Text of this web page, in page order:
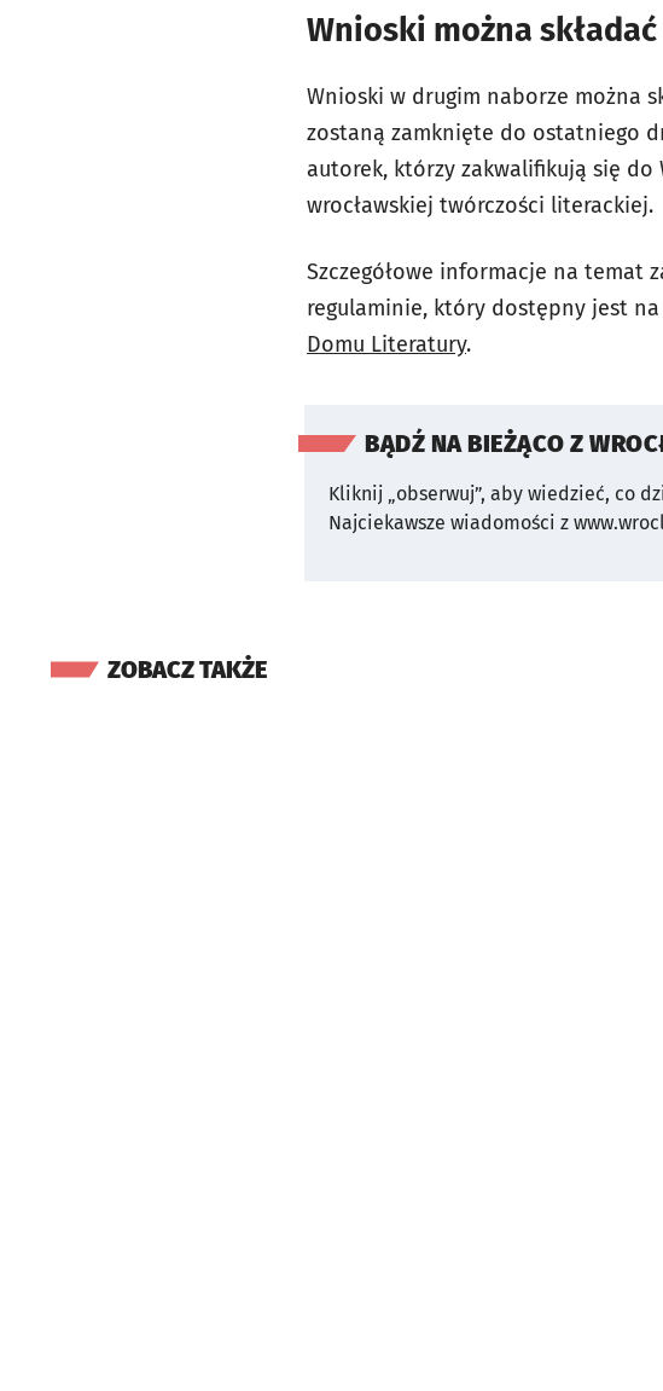
Wnioski można
Wnioski w drugim naborze można
zostaną zamknięte do ostatniego
autorek, którzy zakwalifikują się do
wrocławskiej twórczości literackiej.
Szczegółowe informacje na temat
regulaminie, który dostępny jest
Domu Literatury.
BĄDŹ NA BIEŻĄCO Z
Kliknij „obserwuj”, aby wiedzieć, co
Najciekawsze wiadomości z
ZOBACZ TAKŻE